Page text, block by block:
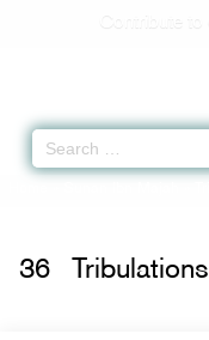
36 Tribulations